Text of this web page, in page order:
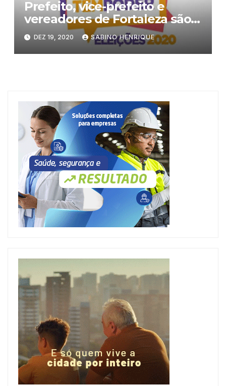
Prefeito, vice-prefeito e
vereadores de Fortaleza são
diplomados em cerimônia
virtual
DEZ 19, 2020 SABINO HENRIQUE